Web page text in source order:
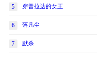
5 穿普拉达的女王
6 落凡尘
7 默杀